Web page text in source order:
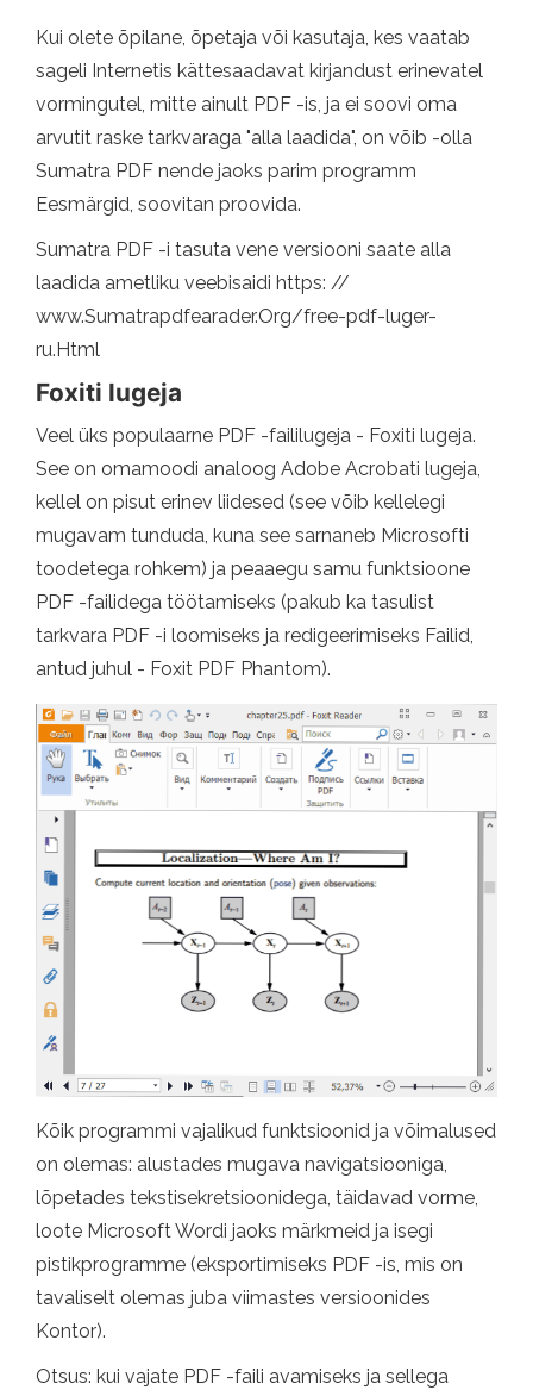
Kui olete õpilane, õpetaja või kasutaja, kes vaatab
sageli Internetis kättesaadavat kirjandust erinevatel
vormingutel, mitte ainult PDF -is, ja ei soovi oma
arvutit raske tarkvaraga "alla laadida", on võib -olla
Sumatra PDF nende jaoks parim programm
Eesmärgid, soovitan proovida.
Sumatra PDF -i tasuta vene versiooni saate alla
laadida ametliku veebisaidi https: //
www.Sumatrapdfearader.Org/free-pdf-luger-
ru.Html
Foxiti lugeja
Veel üks populaarne PDF -faililugeja - Foxiti lugeja.
See on omamoodi analoog Adobe Acrobati lugeja,
kellel on pisut erinev liidesed (see võib kellelegi
mugavam tunduda, kuna see sarnaneb Microsofti
toodetega rohkem) ja peaaegu samu funktsioone
PDF -failidega töötamiseks (pakub ka tasulist
tarkvara PDF -i loomiseks ja redigeerimiseks Failid,
antud juhul - Foxit PDF Phantom).
Kõik programmi vajalikud funktsioonid ja võimalused
on olemas: alustades mugava navigatsiooniga,
lõpetades tekstisekretsioonidega, täidavad vorme,
loote Microsoft Wordi jaoks märkmeid ja isegi
pistikprogramme (eksportimiseks PDF -is, mis on
tavaliselt olemas juba viimastes versioonides
Kontor).
Otsus: kui vajate PDF -faili avamiseks ja sellega